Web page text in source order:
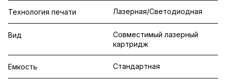
Технология печати Лазерная/Светодиодная
Вид
Совместимый лазерный
картридж
Емкость Стандартная